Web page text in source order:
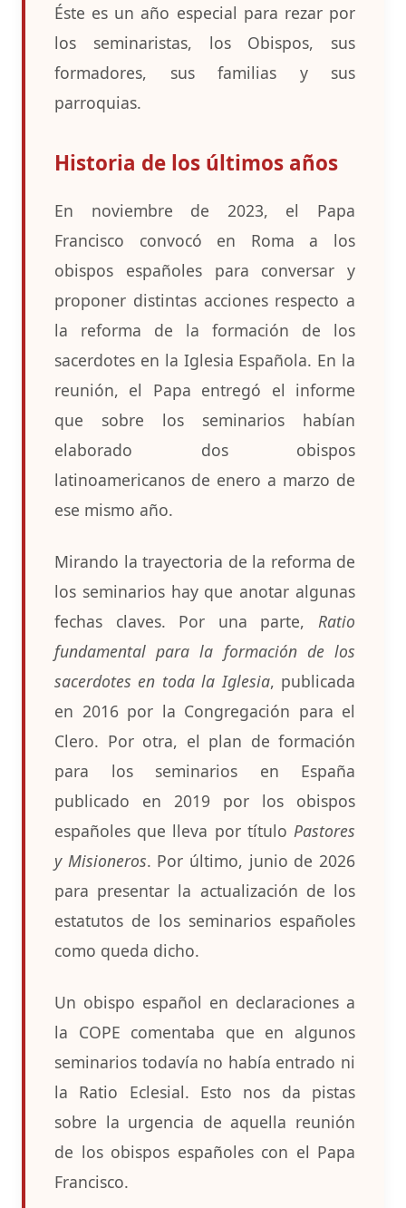
Éste es un año especial para rezar por
los seminaristas, los Obispos, sus
formadores, sus familias y sus
parroquias.
Historia de los últimos años
En noviembre de 2023, el Papa
Francisco convocó en Roma a los
obispos españoles para conversar y
proponer distintas acciones respecto a
la reforma de la formación de los
sacerdotes en la Iglesia Española. En la
reunión, el Papa entregó el informe
que sobre los seminarios habían
elaborado dos obispos
latinoamericanos de enero a marzo de
ese mismo año.
Mirando la trayectoria de la reforma de
los seminarios hay que anotar algunas
fechas claves. Por una parte, Ratio
fundamental para la formación de los
sacerdotes en toda la Iglesia, publicada
en 2016 por la Congregación para el
Clero. Por otra, el plan de formación
para los seminarios en España
publicado en 2019 por los obispos
españoles que lleva por título Pastores
y Misioneros. Por último, junio de 2026
para presentar la actualización de los
estatutos de los seminarios españoles
como queda dicho.
Un obispo español en declaraciones a
la COPE comentaba que en algunos
seminarios todavía no había entrado ni
la Ratio Eclesial. Esto nos da pistas
sobre la urgencia de aquella reunión
de los obispos españoles con el Papa
Francisco.